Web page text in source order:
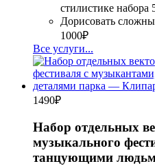
стилистике набора
Дорисовать
1000₽
Все услуги...
1490₽
Набор отдельных
музыкального
танцующими